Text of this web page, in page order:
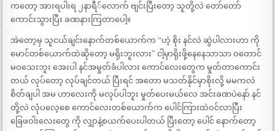
ကတော့ အားရပါးရ ၂နာရီ်လောက် ဗျင်းပြီးတော့ သူတို့လဲ တော်တော်
ကောင်းသွားပြီး ခဏနားကြတာပေါ့။
အဲတော့မှ သူငယ်ချင်းနောက်တစ်ယောက်က “ဟဲ့ စိုး နင်လဲ ဆွဲပါလားဟာ ကို
မောင်တစ်ယောက်ထဲဆိုတော့ မရိုးဘူးလား” ငါ့မှာရိုးဖို့နေနေသာသာ ဝတောင်
မဝသေးဘူး အေးပါ နင်အမှုတ်ခံပါလား ကောင်လေးတွေက မှုတ်တာကောင်း
တယ် လုပ်တော့ လုပ်ချင်တယ် ပြီးရင် အတော မသတ်နိုင်မှာစိုးလို့ မမကလဲ
စိတ်ချပါ အမ ဟာလေးကို မလုပ်ပါဘူး မှုတ်ပေးမယ်လေ အင်းခဏပဲနော် နင်
တို့လဲ လုံပလေ့စေ ကောင်လေးတစ်ယောက်က ပေါင်ကြားထဲဝင်လာပြီး
ခြေဖဝါးလေးတွေ ကို လျှာနဲ့စယက်ပေးပါတယ် ပြီးတော့ ပေါင် နောက်တော့